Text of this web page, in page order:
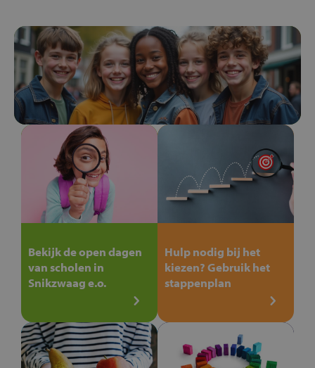
Bekijk de open dagen
van scholen in
Snikzwaag e.o.
Hulp nodig bij het
kiezen? Gebruik het
stappenplan